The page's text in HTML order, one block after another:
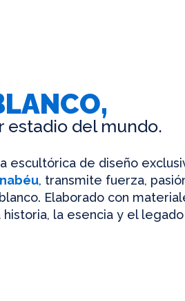
estadio del mundo.
escultórica de diseño
, transmite fuerza,
Elaborado con
la esencia y el